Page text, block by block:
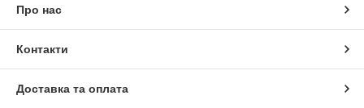
Про нас
Контакти
Доставка та оплата